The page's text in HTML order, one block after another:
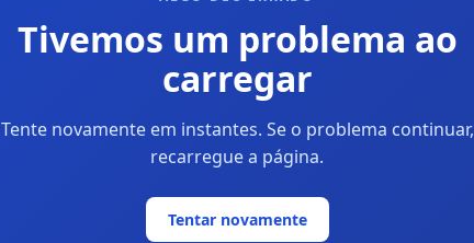
Tivemos um problema ao
carregar
Tente novamente em instantes. Se o problema continuar,
recarregue a página.
Tentar novamente